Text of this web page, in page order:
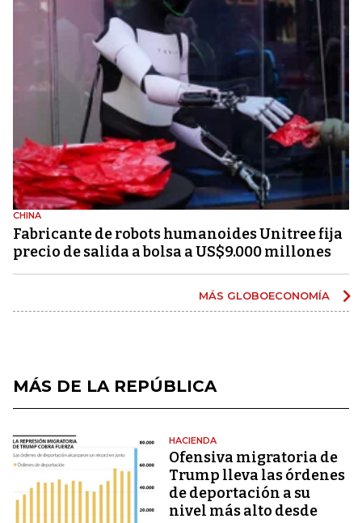
CHINA
Fabricante de robots humanoides Unitree fija
precio de salida a bolsa a US$9.000 millones
MÁS GLOBOECONOMÍA
MÁS DE LA REPÚBLICA
HACIENDA
Ofensiva migratoria de
Trump lleva las órdenes
de deportación a su
nivel más alto desde